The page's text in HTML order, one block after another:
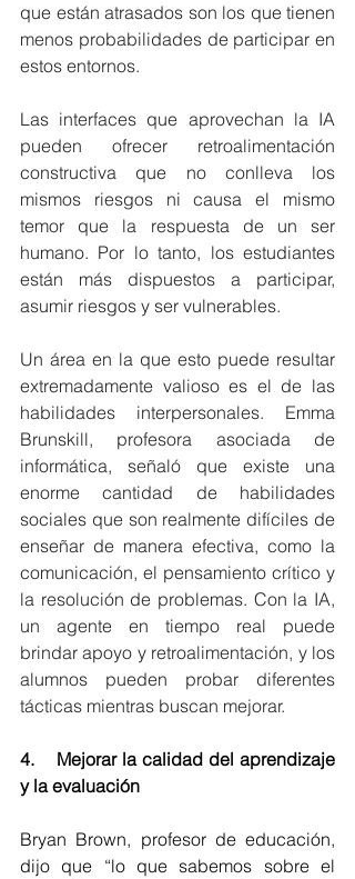
que están atrasados ​​son los que tienen
menos probabilidades de participar en
estos entornos.
Las interfaces que aprovechan la IA
pueden ofrecer retroalimentación
constructiva que no conlleva los
mismos riesgos ni causa el mismo
temor que la respuesta de un ser
humano. Por lo tanto, los estudiantes
están más dispuestos a participar,
asumir riesgos y ser vulnerables.
Un área en la que esto puede resultar
extremadamente valioso es el de las
habilidades interpersonales. Emma
Brunskill, profesora asociada de
informática, señaló que existe una
enorme cantidad de habilidades
sociales que son realmente difíciles de
enseñar de manera efectiva, como la
comunicación, el pensamiento crítico y
la resolución de problemas. Con la IA,
un agente en tiempo real puede
brindar apoyo y retroalimentación, y los
alumnos pueden probar diferentes
tácticas mientras buscan mejorar.
4.    Mejorar la calidad del aprendizaje
y la evaluación
Bryan Brown, profesor de educación,
dijo que “lo que sabemos sobre el